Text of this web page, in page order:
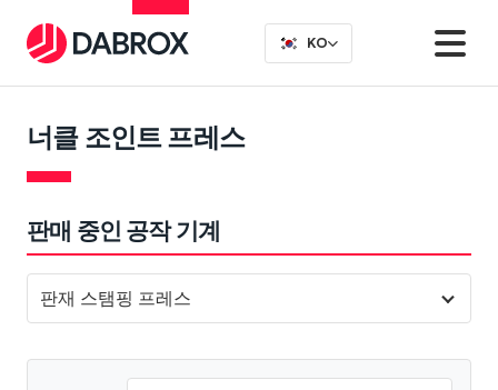
너클 조인트 프레스
판매 중인 공작 기계
판재 스탬핑 프레스